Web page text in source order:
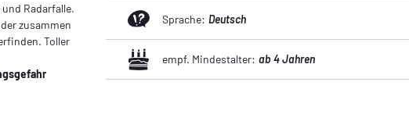
Radarfalle.
zusammen
Toller
Sprache: Deutsch
empf. Mindestalter: ab 4 Jahren